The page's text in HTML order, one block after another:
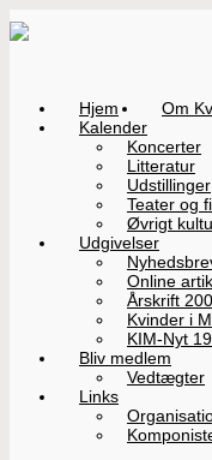
Hjem
Om
Kalender
Koncerter
Litteratur
Udstillinger
Teater og
Øvrigt
Udgivelser
Online
Årskrift
Kvinder i
KIM-Nyt
Bliv medlem
Vedtægter
Links